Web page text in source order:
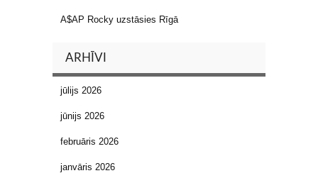
A$AP Rocky uzstāsies Rīgā
ARHĪVI
jūlijs 2026
jūnijs 2026
februāris 2026
janvāris 2026